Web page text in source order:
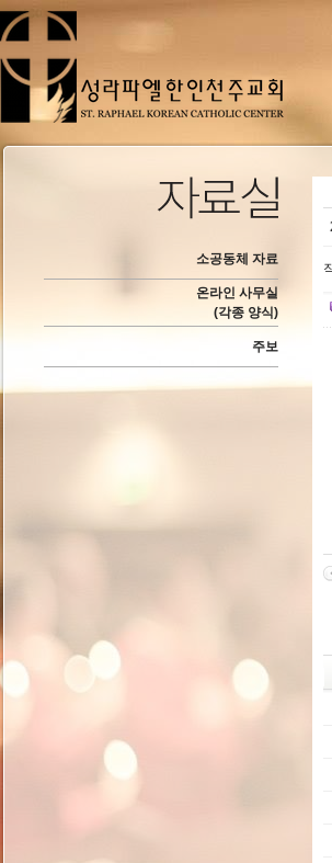
소공동체 자료
온라인 사무실
(각종 양식)
주보